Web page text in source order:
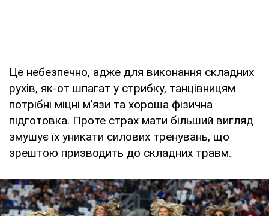
Це небезпечно, адже для виконання складних
рухів, як-от шпагат у стрибку, танцівницям
потрібні міцні мʼязи та хороша фізична
підготовка. Проте страх мати більший вигляд
змушує їх уникати силових тренувань, що
зрештою призводить до складних травм.